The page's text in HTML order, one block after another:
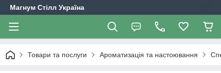
Магнум Стілл Україна
Товари та послуги Ароматизація та настоювання